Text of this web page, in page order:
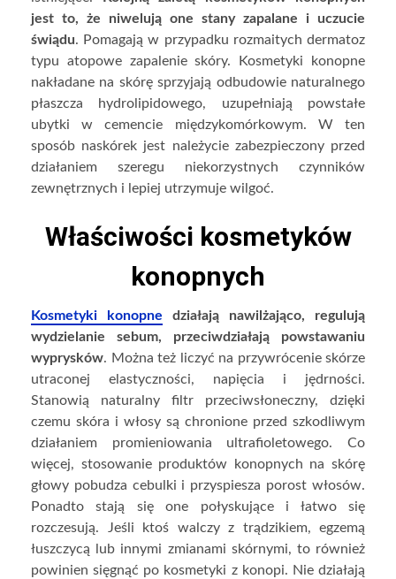
jest to, że niwelują one stany zapalane i uczucie
świądu. Pomagają w przypadku rozmaitych dermatoz
typu atopowe zapalenie skóry. Kosmetyki konopne
nakładane na skórę sprzyjają odbudowie naturalnego
płaszcza hydrolipidowego, uzupełniają powstałe
ubytki w cemencie międzykomórkowym. W ten
sposób naskórek jest należycie zabezpieczony przed
działaniem szeregu niekorzystnych czynników
zewnętrznych i lepiej utrzymuje wilgoć.
Właściwości kosmetyków
konopnych
Kosmetyki konopne działają nawilżająco, regulują
wydzielanie sebum, przeciwdziałają powstawaniu
wyprysków. Można też liczyć na przywrócenie skórze
utraconej elastyczności, napięcia i jędrności.
Stanowią naturalny filtr przeciwsłoneczny, dzięki
czemu skóra i włosy są chronione przed szkodliwym
działaniem promieniowania ultrafioletowego. Co
więcej, stosowanie produktów konopnych na skórę
głowy pobudza cebulki i przyspiesza porost włosów.
Ponadto stają się one połyskujące i łatwo się
rozczesują. Jeśli ktoś walczy z trądzikiem, egzemą
łuszczycą lub innymi zmianami skórnymi, to również
powinien sięgnąć po kosmetyki z konopi. Nie działają